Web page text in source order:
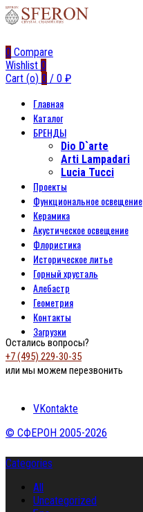
0 Compare
Wishlist 0
Cart (o) 0 / 0 ₽
Главная
Каталог
БРЕНДЫ
Dio D`arte
Arti Lampadari
Lucia Tucci
Проекты
Функциональное освещение
Керамика
Акустическое освещение
Флористика
Историческое литье
Горный хрусталь
Алебастр
Геометрия
Контакты
Загрузки
Остались вопросы?
+7 (495) 229-30-35
или мы можем перезвонить
VKontakte
© СФЕРОН 2005-2026
Categories
All
Uncategorized